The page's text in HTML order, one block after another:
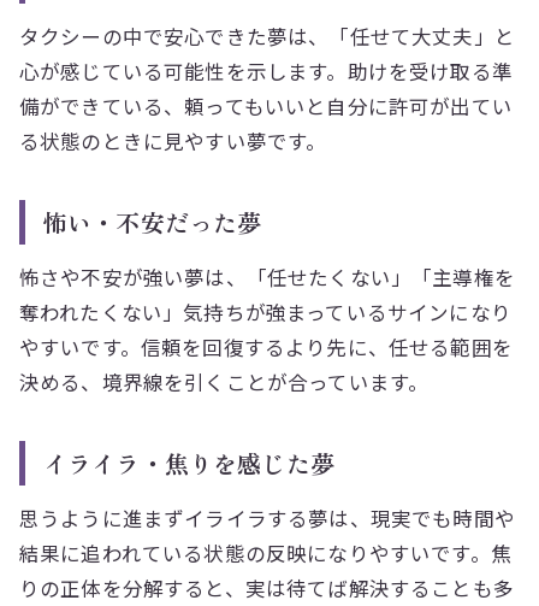
タクシーの中で安心できた夢は、「任せて大丈夫」と
心が感じている可能性を示します。助けを受け取る準
備ができている、頼ってもいいと自分に許可が出てい
る状態のときに見やすい夢です。
怖い・不安だった夢
怖さや不安が強い夢は、「任せたくない」「主導権を
奪われたくない」気持ちが強まっているサインになり
やすいです。信頼を回復するより先に、任せる範囲を
決める、境界線を引くことが合っています。
イライラ・焦りを感じた夢
思うように進まずイライラする夢は、現実でも時間や
結果に追われている状態の反映になりやすいです。焦
りの正体を分解すると、実は待てば解決することも多